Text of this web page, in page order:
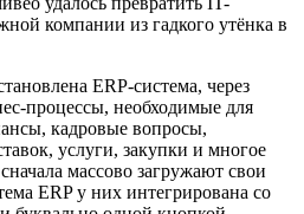
ERP-система, через
процессы, необходимые для
кадровые вопросы,
услуги, закупки и многое
массово загружают свои
ERP у них интегрирована со